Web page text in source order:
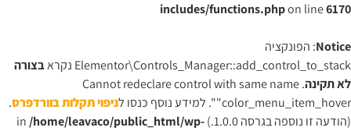
includes/functions.phpon line6170
Notice: הפונקציה
Elementor\Controls_Manager::add_control_to_stack נקרא
בצורה
לא תקינה . Cannot redeclare control with same name
"color_menu_item_hover". למידע נוסף כנסו ל
ניפוי תקלות בוורדפרס.
(הודעה זו נוספה בגרסה 1.0.0.) in
/home/leavaco/public_html/wp-